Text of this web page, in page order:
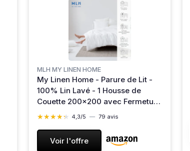
MLH MY LINEN HOME
My Linen Home - Parure de Lit -
100% Lin Lavé - 1 Housse de
Couette 200x200 avec Fermeture
éclair - 2 Taies Oreiller 50x70
de Lit et Oreillers - Blanc Blanc
Double-200x200, 2x50x70
★★★★★
★★★★★ 4,3/5 — 79 avis
Voir l'offre